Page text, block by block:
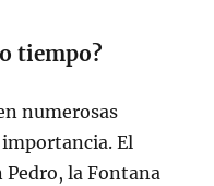
tiempo?
numerosas
El
Pedro, la Fontana